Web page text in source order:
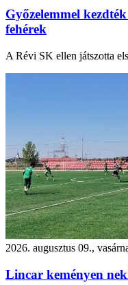
Győzelemmel
fehérek
A Révi SK ellen játszotta
2026. augusztus 09.,
Lincar keményen